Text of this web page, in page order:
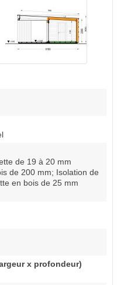
de 19 à 20 mm
de 200 mm; Isolation de
en bois de 25 mm
x profondeur)